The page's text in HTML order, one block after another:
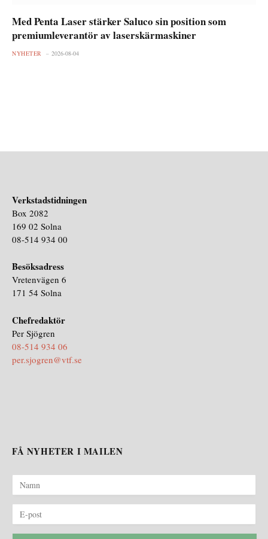
Med Penta Laser stärker Saluco sin position som
premiumleverantör av laserskärmaskiner
NYHETER 2026-08-04
Verkstadstidningen
Box 2082
169 02 Solna
08-514 934 00
Besöksadress
Vretenvägen 6
171 54 Solna
Chefredaktör
Per Sjögren
08-514 934 06
per.sjogren@vtf.se
FÅ NYHETER I MAILEN